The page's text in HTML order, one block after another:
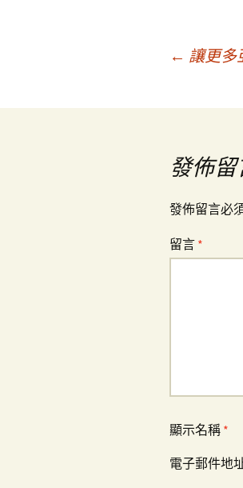
章
← 讓更多
發佈留
發佈留言必
留言 *
顯示名稱 *
電子郵件地